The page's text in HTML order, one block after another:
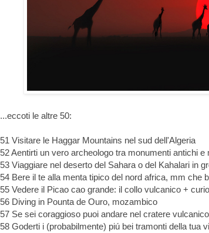
...eccoti le altre 50:
51 Visitare le Haggar Mountains nel sud dell'Algeria
52 Aentirti un vero archeologo tra monumenti antichi e
53 Viaggiare nel deserto del Sahara o del Kahalari in
54 Bere il te alla menta tipico del nord africa, mm che
55 Vedere il Picao cao grande: il collo vulcanico +
56 Diving in Pounta de Ouro, mozambico
57 Se sei coraggioso puoi andare nel cratere
58 Goderti i (probabilmente) piú bei tramonti della tua